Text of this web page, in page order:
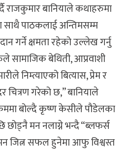
राजकुमार बानियाले कथाहरुमा
साथै पाठकलाई अन्तिमसम्म
गर्ने क्षमता रहेको उल्लेख गर्नु
सामाजिक बेथिती, आप्रवाशी
निम्त्याएको बित्यास, प्रेम र
चित्रण गरेको छ,” बानियाले
बोल्दै कृष्ण केसीले पौडेलका
मन नलाग्ने भन्दै “ब्लफर्स
जित्न सफल हुनेमा आफु विश्वस्त